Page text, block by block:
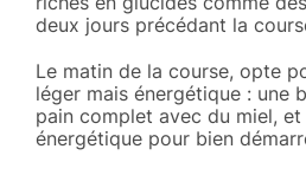
deux jours précédant la
Le matin de la course, opte
léger mais énergétique : une
pain complet avec du miel,
énergétique pour bien